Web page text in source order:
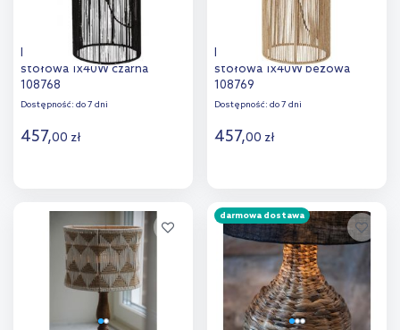
Markslöjd Soga lampa
stołowa 1x40W czarna
108768
Dostępność: do 7 dni
457,00 zł
Dodaj do
porównania
Markslöjd Soga lampa
stołowa 1x40W beżowa
108769
Dostępność: do 7 dni
457,00 zł
Dodaj do
porównania
darmowa dostawa